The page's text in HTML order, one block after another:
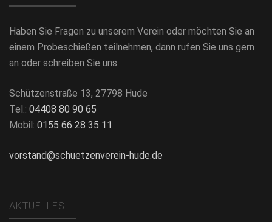
Haben Sie Fragen zu unserem Verein oder möchten Sie an
einem Probeschießen teilnehmen, dann rufen Sie uns gern
an oder schreiben Sie uns.
Schützenstraße 13, 27798 Hude
Tel.: 04408 80 90 65
Mobil: 0155 66 28 35 11
vorstand@schuetzenverein-hude.de
AKTUELLES